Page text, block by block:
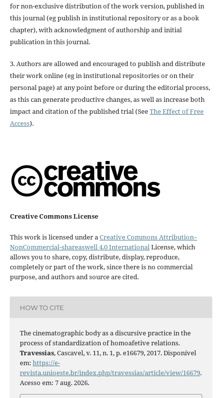
for non-exclusive distribution of the work version, published in
this journal (eg publish in institutional repository or as a book
chapter), with acknowledgment of authorship and initial
publication in this journal.
3. Authors are allowed and encouraged to publish and distribute
their work online (eg in institutional repositories or on their
personal page) at any point before or during the editorial process,
as this can generate productive changes, as well as increase both
impact and citation of the published trial (SeeThe Effect of Free
Access).
Creative Commons License
This work is licensed under aCreative Commons Attribution–
NonCommercial-shareaswell 4.0 InternationalLicense, which
allows you to share, copy, distribute, display, reproduce,
completely or part of the work, since there is no commercial
purpose, and authors and source are cited.
HOW TO CITE
The cinematographic body as a discursive practice in the
process of standardization of homoafetive relations.
Travessias, Cascavel, v. 11, n. 1, p. e16679, 2017. Disponível
em: https://e-
revista.unioeste.br/index.php/travessias/article/view/16679.
Acesso em: 7 aug. 2026.